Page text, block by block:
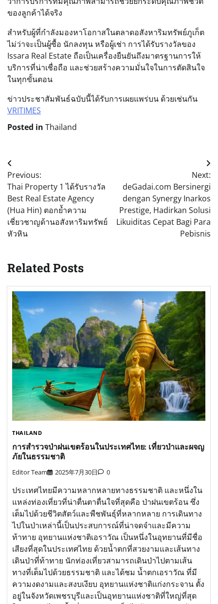
ของลูกค้าได้จริง
สำหรับผู้ที่กำลังมองหาโอกาสในตลาดอสังหาริมทรัพย์ภูเก็ต
ไม่ว่าจะเป็นผู้ซื้อ นักลงทุน หรือผู้เช่า การได้รับรางวัลของ
Issara Real Estate ถือเป็นเครื่องยืนยันถึงมาตรฐานการให้
บริการที่น่าเชื่อถือ และช่วยสร้างความมั่นใจในการตัดสินใจ
ในทุกขั้นตอน
ข่าวประชาสัมพันธ์ฉบับนี้ได้รับการเผยแพร่บน ด้วยเช่นกัน
VRITIMES
Posted in Thailand
Post
navigation
Previous:
Thai Property 1 ได้รับรางวัล
Best Real Estate Agency
(Hua Hin) ตอกย้ำความ
เชี่ยวชาญด้านอสังหาริมทรัพย์
หัวหิน
Next:
deGadai.com Bersinergi
dengan Synergy Inarkos
Prestige, Hadirkan Solusi
Likuiditas Cepat Bagi Para
Pebisnis
Related Posts
THAILAND
การสำรวจป่าฝนเขตร้อนในประเทศไทย: เที่ยวป่าและผจญ
ภัยในธรรมชาติ
Editor Team 2025年7月30日 0
ประเทศไทยมีความหลากหลายทางธรรมชาติ และหนึ่งใน
แหล่งท่องเที่ยวที่น่าตื่นตาตื่นใจที่สุดคือ ป่าฝนเขตร้อน ซึ่ง
เต็มไปด้วยชีวิตสัตว์และพืชพันธุ์ที่หลากหลาย การเดินทาง
ไปในป่าเหล่านี้เป็นประสบการณ์ที่น่าจดจำและมีความ
ท้าทาย อุทยานแห่งชาติเอราวัณ เป็นหนึ่งในอุทยานที่มีชื่อ
เสียงที่สุดในประเทศไทย ด้วยน้ำตกที่สวยงามและเส้นทาง
เดินป่าที่ท้าทาย นักท่องเที่ยวสามารถเดินป่าไปตามเส้น
ทางที่เต็มไปด้วยธรรมชาติ และได้ชม น้ำตกเอราวัณ ที่มี
ความงดงามและสงบเงียบ อุทยานแห่งชาติแก่งกระจาน ตั้ง
อยู่ในจังหวัดเพชรบุรีและเป็นอุทยานแห่งชาติที่ใหญ่ที่สุด